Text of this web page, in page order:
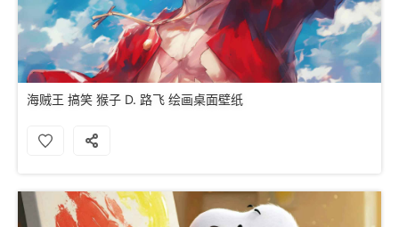
海贼王 搞笑 猴子 D. 路飞 绘画桌面壁纸